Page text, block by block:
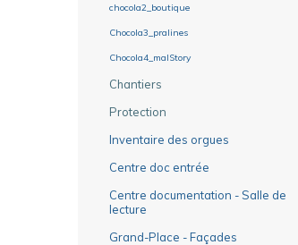
chocola2_boutique
Chocola3_pralines
Chocola4_malStory
Chantiers
Protection
Inventaire des orgues
Centre doc entrée
Centre documentation - Salle de
lecture
Grand-Place - Façades